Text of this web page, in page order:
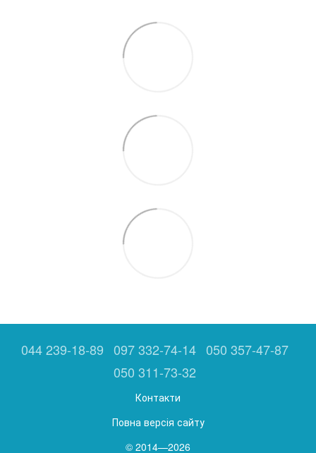
044 239-18-89 097 332-74-14 050 357-47-87
050 311-73-32
Контакти
Повна версія сайту
© 2014—2026